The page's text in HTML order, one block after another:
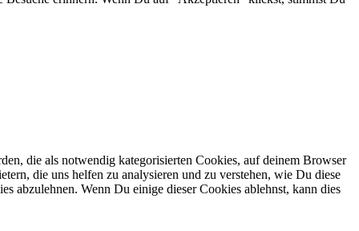
die als notwendig kategorisierten Cookies, auf deinem Browser
die uns helfen zu analysieren und zu verstehen, wie Du diese
abzulehnen. Wenn Du einige dieser Cookies ablehnst, kann dies